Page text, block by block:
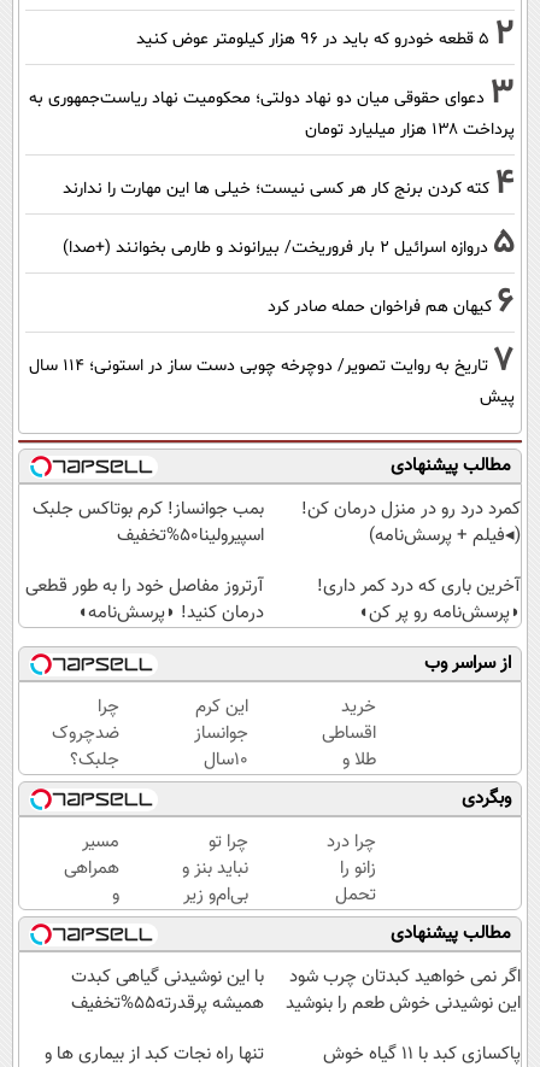
2 ۵ قطعه خودرو که باید در ۹۶ هزار کیلومتر عوض کنید
3 دعوای حقوقی میان دو نهاد دولتی؛ محکومیت نهاد ریاست‌جمهوری به
پرداخت ۱۳۸ هزار میلیارد تومان
4 کته کردن برنج کار هر کسی نیست؛ خیلی ها این مهارت را ندارند
5 دروازه اسرائیل ۲ بار فروریخت/ بیرانوند و طارمی بخوانند (+صدا)
6 کیهان هم فراخوان حمله صادر کرد
7
تاریخ به روایت تصویر/ دوچرخه چوبی دست ساز در استونی؛ 114 سال
پیش
مطالب پیشنهادی
کمرد درد رو در منزل درمان کن!
(◂فیلم + پرسش‌نامه)
بمب جوانساز! کرم بوتاکس جلبک
اسپیرولینا50%تخفیف
آخرین باری که درد کمر داری!
◗پرسش‌نامه رو پر کن◖
آرتروز مفاصل خود را به طور قطعی
درمان کنید! ◗پرسش‌نامه◖
از سراسر وب
خرید
اقساطی
طلا و
گوشی
فقط با
یک برگ
چک
صیادی
این کرم
جوانساز
10سال
سنتو
کم
میکنه
(با
تخفیف
ویژه)
چرا
ضدچروک
جلبک؟
چون
بدون
بوتاکس
جوون
میشی💉
۴۰٪تخفیف
وبگردی
چرا درد
زانو را
تحمل
می‌کنی؟
خیلی
ساده
درمنزل
کن
چرا تو
نباید بنز و
بی‌ام‌و زیر
پات
باشه؟
(دوره
رایگان
میلیاردی)
مسیر
همراهی
و
گزارش
عملکرد
گروه
اسنپ
۱۴۰۴
مطالب پیشنهادی
اگر نمی خواهید کبدتان چرب شود
این نوشیدنی خوش طعم را بنوشید
با این نوشیدنی گیاهی کبدت
همیشه پرقدرته55%تخفیف
پاکسازی کبد با 11 گیاه خوش
تنها راه نجات کبد از بیماری ها و